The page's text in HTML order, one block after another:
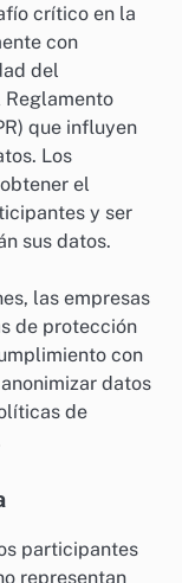
crítico en la
con
del
Reglamento
que influyen
Los
el
y ser
sus datos.
las empresas
de protección
con
datos
de
participantes
representan